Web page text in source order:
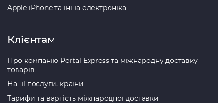
Apple iPhone та інша електроніка
Клієнтам
Про компанію Portal Express та міжнародну доставку
товарів
Наші послуги, країни
Тарифи та вартість міжнародної доставки